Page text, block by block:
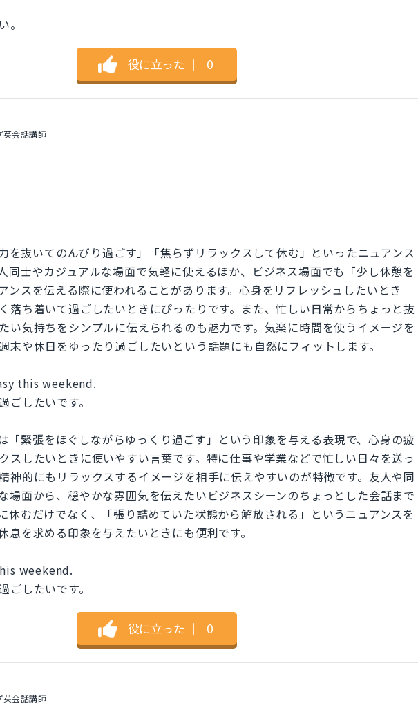
。
役に立った ｜ 0
英会話講師
抜いてのんびり過ごす」「焦らずリラックスして休む」といったニュアンス
同士やカジュアルな場面で気軽に使えるほか、ビジネス場面でも「少し休憩を
ンスを伝える際に使われることがあります。心身をリフレッシュしたいとき
落ち着いて過ごしたいときにぴったりです。また、忙しい日常からちょっと抜
い気持ちをシンプルに伝えられるのも魅力です。気楽に時間を使うイメージを
末や休日をゆったり過ごしたいという話題にも自然にフィットします。
this weekend.
ごしたいです。
「緊張をほぐしながらゆっくり過ごす」という印象を与える表現で、心身の疲
スしたいときに使いやすい言葉です。特に仕事や学業などで忙しい日々を送っ
神的にもリラックスするイメージを相手に伝えやすいのが特徴です。友人や同
場面から、穏やかな雰囲気を伝えたいビジネスシーンのちょっとした会話まで
休むだけでなく、「張り詰めていた状態から解放される」というニュアンスを
息を求める印象を与えたいときにも便利です。
weekend.
ごしたいです。
役に立った ｜ 0
英会話講師